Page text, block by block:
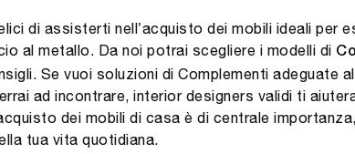
di assisterti nell’acquisto dei mobili ideali per
al metallo. Da noi potrai scegliere i modelli di
Se vuoi soluzioni di Complementi adeguate
ad incontrare, interior designers validi ti
dei mobili di casa è di centrale
tua vita quotidiana.